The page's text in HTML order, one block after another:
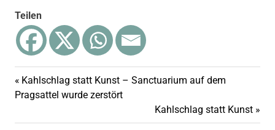
Teilen
Beitragsnavigation
Vorheriger
Beitrag:
Kahlschlag statt Kunst – Sanctuarium auf dem
Pragsattel wurde zerstört
Nächster
Beitrag:
Kahlschlag statt Kunst